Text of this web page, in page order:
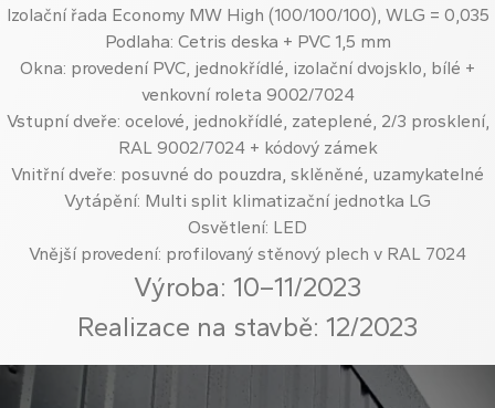
Izolační řada Economy MW High (100/100/100), WLG = 0,035
Podlaha: Cetris deska + PVC 1,5 mm
Okna: provedení PVC, jednokřídlé, izolační dvojsklo, bílé +
venkovní roleta 9002/7024
Vstupní dveře: ocelové, jednokřídlé, zateplené, 2/3 prosklení,
RAL 9002/7024 + kódový zámek
Vnitřní dveře: posuvné do pouzdra, sklěněné, uzamykatelné
Vytápění: Multi split klimatizační jednotka LG
Osvětlení: LED
Vnější provedení: profilovaný stěnový plech v RAL 7024
Výroba: 10–11/2023
Realizace na stavbě: 12/2023